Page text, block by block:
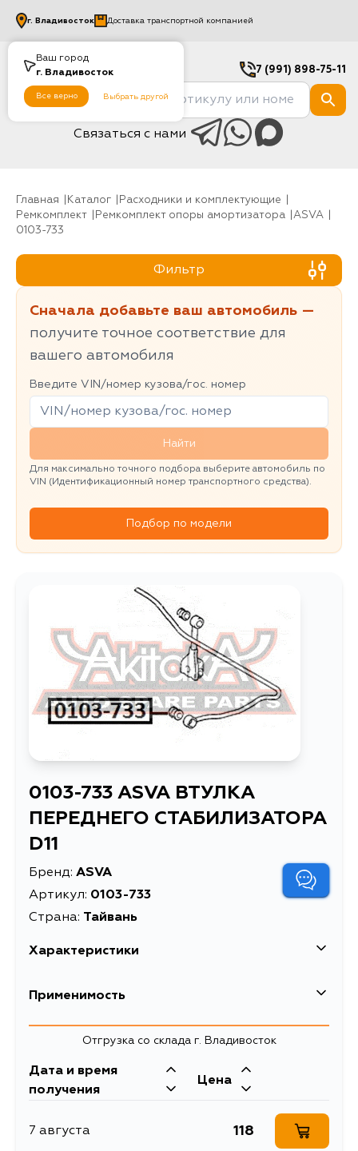
Ваш город
г. Владивосток
Все верно Выбрать другой
г. Владивосток Доставка транспортной компанией
7 (991) 898-75-11
Связаться с нами
Главная Каталог
Расходники и комплектующие
Ремкомплект
Ремкомплект опоры амортизатора
ASVA
0103-733
Фильтр
Сначала добавьте ваш автомобиль —
получите точное соответствие для
вашего автомобиля
Введите VIN/номер кузова/гос. номер
Найти
Для максимально точного подбора выберите автомобиль по
VIN (Идентификационный номер транспортного средства).
Подбор по модели
0103-733 ASVA ВТУЛКА
ПЕРЕДНЕГО СТАБИЛИЗАТОРА
D11
Бренд: ASVA
Артикул: 0103-733
Страна: Тайвань
Характеристики
Масса, кг
Описание
СТАБИЛИЗАТОРА D11
втулки стабилизатора
Применимость
Отгрузка со склада г. Владивосток
Дата и время
получения
Цена
7 августа 118